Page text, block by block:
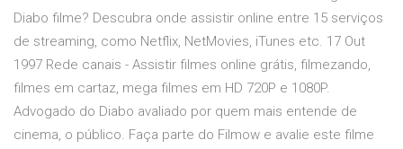
Diabo filme? Descubra onde assistir online entre 15 serviços
de streaming, como Netflix, NetMovies, iTunes etc. 17 Out
1997 Rede canais - Assistir filmes online grátis, filmezando,
filmes em cartaz, mega filmes em HD 720P e 1080P.
Advogado do Diabo avaliado por quem mais entende de
cinema, o público. Faça parte do Filmow e avalie este filme